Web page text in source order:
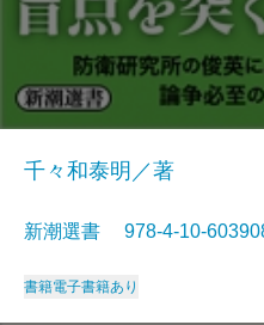
千々和泰明／著
新潮選書 978-4-10-
書籍電子書籍あり